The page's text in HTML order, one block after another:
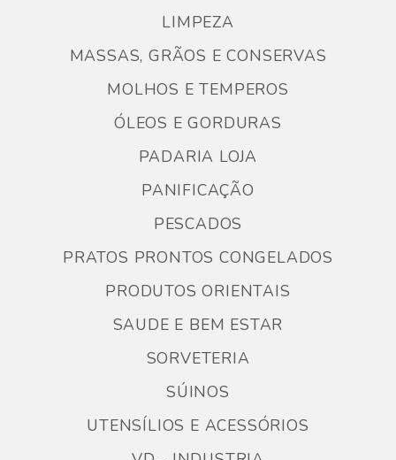
LIMPEZA
MASSAS, GRÃOS E CONSERVAS
MOLHOS E TEMPEROS
ÓLEOS E GORDURAS
PADARIA LOJA
PANIFICAÇÃO
PESCADOS
PRATOS PRONTOS CONGELADOS
PRODUTOS ORIENTAIS
SAUDE E BEM ESTAR
SORVETERIA
SÚINOS
UTENSÍLIOS E ACESSÓRIOS